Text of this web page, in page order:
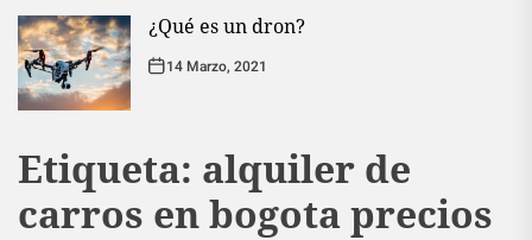
¿Qué es un dron?
14 Marzo, 2021
Etiqueta: alquiler de
carros en bogota precios